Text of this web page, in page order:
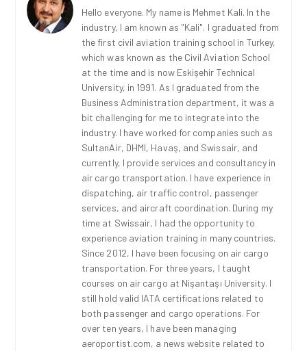
Hello everyone. My name is Mehmet Kali. In the
industry, I am known as "Kali". I graduated from
the first civil aviation training school in Turkey,
which was known as the Civil Aviation School
at the time and is now Eskişehir Technical
University, in 1991. As I graduated from the
Business Administration department, it was a
bit challenging for me to integrate into the
industry. I have worked for companies such as
SultanAir, DHMI, Havaş, and Swissair, and
currently, I provide services and consultancy in
air cargo transportation. I have experience in
dispatching, air traffic control, passenger
services, and aircraft coordination. During my
time at Swissair, I had the opportunity to
experience aviation training in many countries.
Since 2012, I have been focusing on air cargo
transportation. For three years, I taught
courses on air cargo at Nişantaşı University. I
still hold valid IATA certifications related to
both passenger and cargo operations. For
over ten years, I have been managing
aeroportist.com, a news website related to